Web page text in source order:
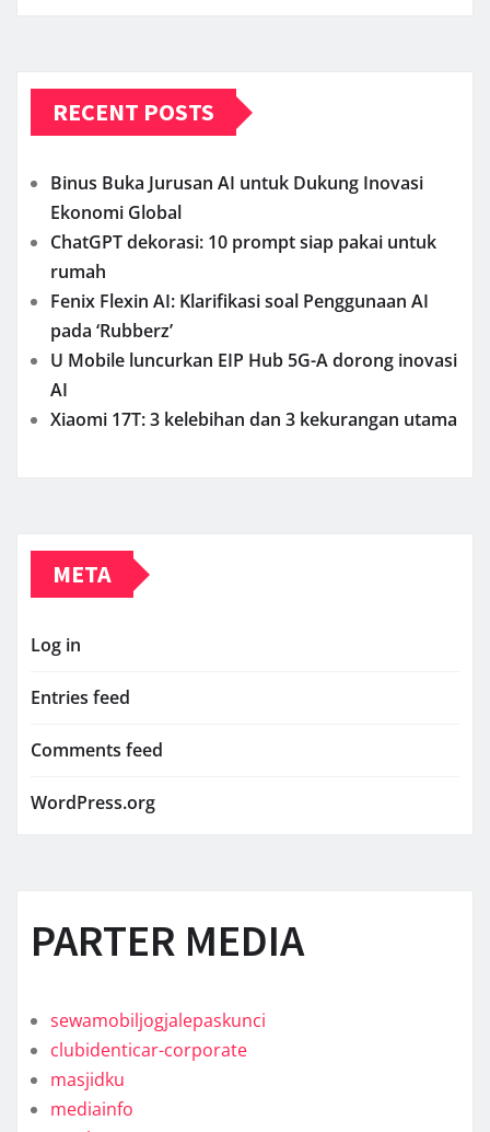
RECENT POSTS
Binus Buka Jurusan AI untuk Dukung Inovasi
Ekonomi Global
ChatGPT dekorasi: 10 prompt siap pakai untuk
rumah
Fenix Flexin AI: Klarifikasi soal Penggunaan AI
pada ‘Rubberz’
U Mobile luncurkan EIP Hub 5G-A dorong inovasi
AI
Xiaomi 17T: 3 kelebihan dan 3 kekurangan utama
META
Log in
Entries feed
Comments feed
WordPress.org
PARTER MEDIA
sewamobiljogjalepaskunci
clubidenticar-corporate
masjidku
mediainfo